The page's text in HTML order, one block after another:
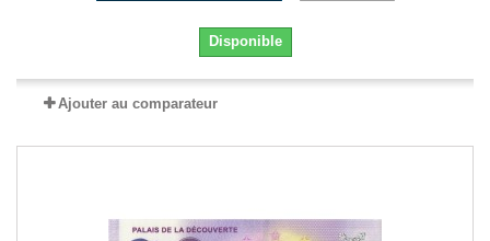
Disponible
Ajouter au comparateur